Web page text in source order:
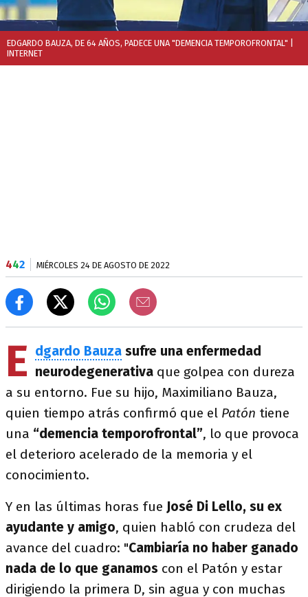
EDGARDO BAUZA, DE 64 AÑOS, PADECE UNA "DEMENCIA TEMPOROFRONTAL"
INTERNET
442 MIÉRCOLES 24 DE AGOSTO DE 2022
E dgardo Bauza sufre una enfermedad
neurodegenerativa que golpea con dureza
a su entorno. Fue su hijo, Maximiliano Bauza,
quien tiempo atrás confirmó que el Patón tiene
una “demencia temporofrontal”, lo que provoca
el deterioro acelerado de la memoria y el
conocimiento.
Y en las últimas horas fue José Di Lello, su ex
ayudante y amigo, quien habló con crudeza del
avance del cuadro: "Cambiaría no haber ganado
nada de lo que ganamos con el Patón y estar
dirigiendo la primera D, sin agua y con muchas